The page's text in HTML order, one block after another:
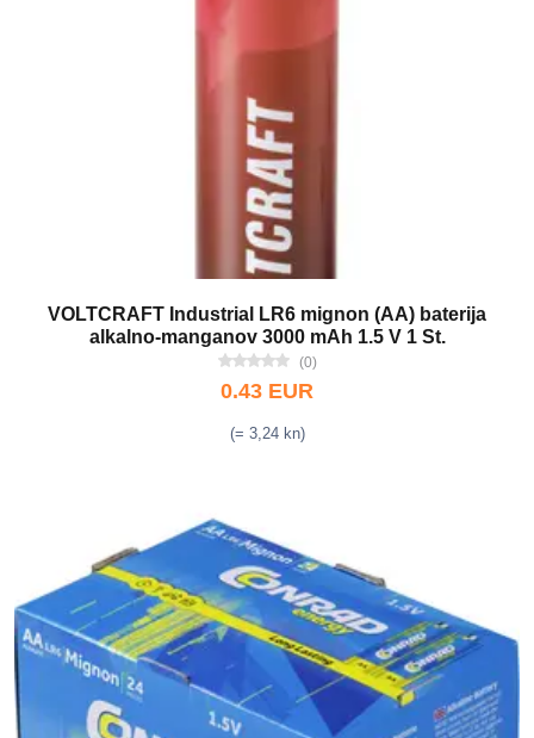
VOLTCRAFT Industrial LR6 mignon (AA) baterija
alkalno-manganov 3000 mAh 1.5 V 1 St.
(0)
0.43 EUR
(= 3,24 kn)